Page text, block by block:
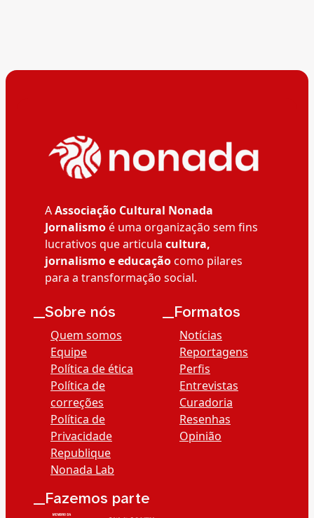
AAssociação Cultural Nonada
Jornalismoé uma organização sem fins
lucrativos que articula cultura,
jornalismo e educaçãocomo pilares
para a transformação social.
__Sobre nós
Quem somos
Equipe
Política de ética
Política de
correções
Política de
Privacidade
Republique
Nonada Lab
__Formatos
Notícias
Reportagens
Perfis
Entrevistas
Curadoria
Resenhas
Opinião
__Fazemos parte